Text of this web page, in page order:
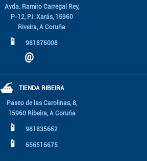
Avda. Ramiro Carregal Rey,
P-12, P.I. Xarás, 15960
Riveira, A Coruña
📱 981876008
@
⛴ TIENDA RIBEIRA
Paseo de las Carolinas, 8,
15960 Ribeira, A Coruña
📱 981835662
📱 656516675